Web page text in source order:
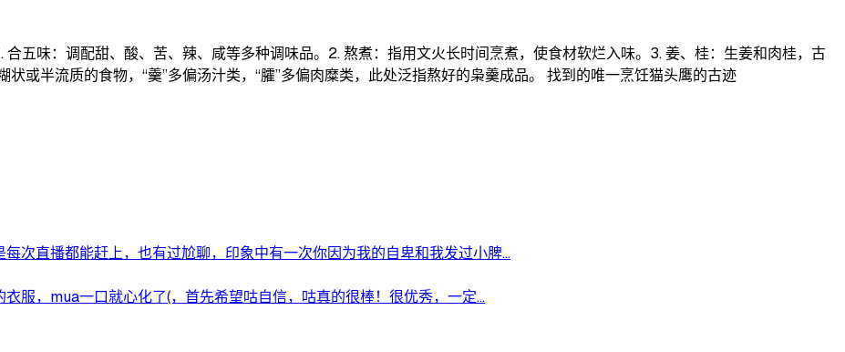
五味：调配甜、酸、苦、辣、咸等多种调味品。 ​ 2. 熬煮：指用文火长时间烹煮，使食材软烂入味。 ​ 3. 姜、桂：生姜和肉桂，古
或半流质的食物，“羹”多偏汤汁类，“臛”多偏肉糜类，此处泛指熬好的枭羹成品。 找到的唯一烹饪猫头鹰的古迹
次直播都能赶上，也有过尬聊，印象中有一次你因为我的自卑和我发过小脾...
服，mua一口就心化了(，首先希望咕自信，咕真的很棒！很优秀，一定...